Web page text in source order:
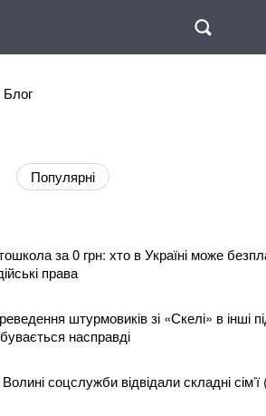
Блог
Популярні
за 0 грн: хто в Україні може
права
штурмовиків зі «Скелі» в інші
насправді
соцслужби відвідали складні